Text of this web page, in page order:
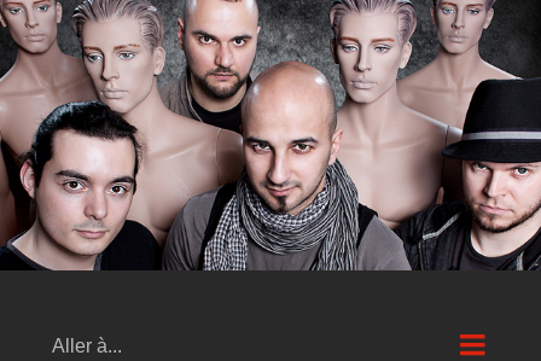
Passer
au
contenu
Aller à...